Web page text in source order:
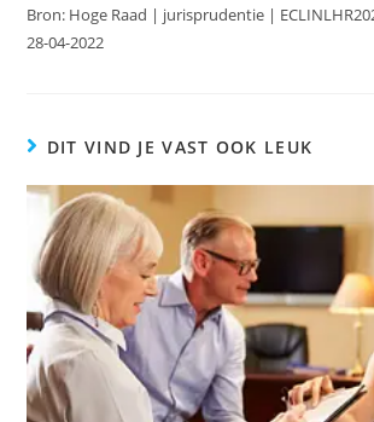
Bron: Hoge Raad | jurisprudentie |
28-04-2022
DIT VIND JE VAST OOK LEUK